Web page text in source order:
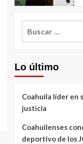
Lo último
Coahuila líder en
justicia
Coahuilenses
deportivo de los